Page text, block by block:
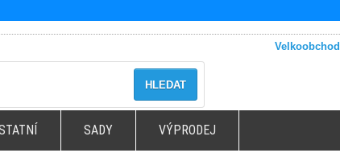
Velkoobchod
HLEDAT
SADY VÝPRODEJ